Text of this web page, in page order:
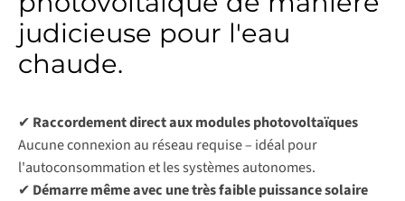
judicieuse pour l'eau
chaude.
✔ Raccordement direct aux modules photovoltaïques
Aucune connexion au réseau requise – idéal pour
l'autoconsommation et les systèmes autonomes.
✔ Démarre même avec une très faible puissance solaire